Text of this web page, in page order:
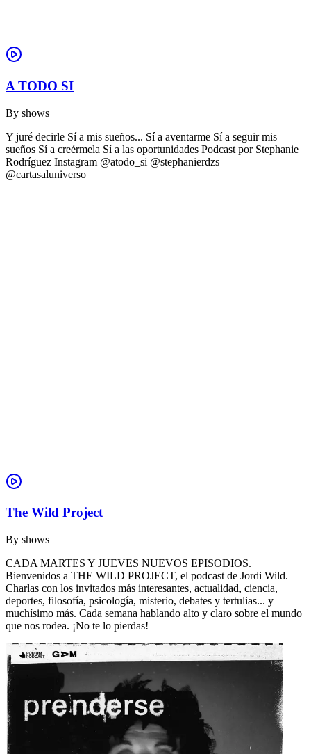
A TODO SI
By shows
Y juré decirle Sí a mis sueños... Sí a aventarme Sí a seguir mis
sueños Sí a creérmela Sí a las oportunidades Podcast por Stephanie
Rodríguez Instagram @atodo_si @stephanierdzs
@cartasaluniverso_
The Wild Project
By shows
CADA MARTES Y JUEVES NUEVOS EPISODIOS.
Bienvenidos a THE WILD PROJECT, el podcast de Jordi Wild.
Charlas con los invitados más interesantes, actualidad, ciencia,
deportes, filosofía, psicología, misterio, debates y tertulias... y
muchísimo más. Cada semana hablando alto y claro sobre el mundo
que nos rodea. ¡No te lo pierdas!